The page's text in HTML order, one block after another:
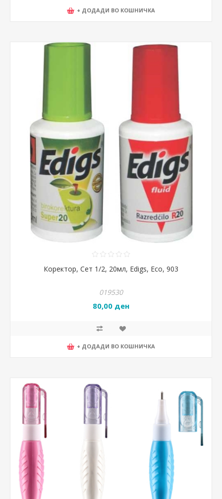
+ ДОДАДИ ВО КОШНИЧКА
Коректор, Сет 1/2, 20мл, Edigs, Eco, 903
019530
80,00 ден
+ ДОДАДИ ВО КОШНИЧКА